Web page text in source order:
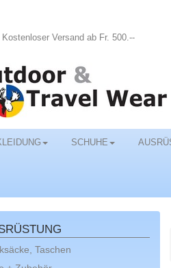
Kostenloser Versand ab Fr. 500.--
SCHUHE
Taschen